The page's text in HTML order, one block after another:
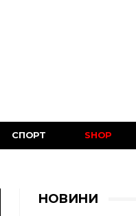
СПОРТ SHOP
НОВИНИ